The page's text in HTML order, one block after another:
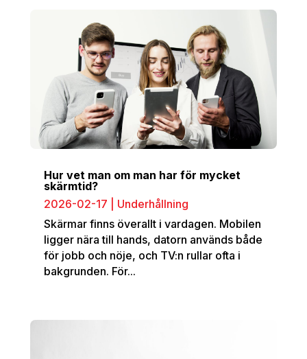
Hur vet man om man har för mycket
skärmtid?
2026-02-17
Underhållning
Skärmar finns överallt i vardagen. Mobilen
ligger nära till hands, datorn används både
för jobb och nöje, och TV:n rullar ofta i
bakgrunden. För...